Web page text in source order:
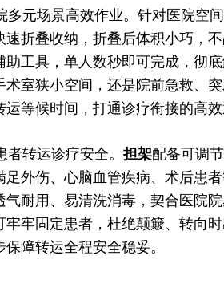
元场景高效作业。针对医院空间
折叠收纳，折叠后体积小巧，
助工具，单人数秒即可完成，彻
术室狭小空间，还是院前急救、
等候时间，打通诊疗衔接的高效
转运诊疗安全。 担架配备可调
外伤、心脑血管疾病、术后患
气耐用、易清洗消毒，契合医院
牢固定患者，杜绝颠簸、转向
障转运全程安全稳妥。